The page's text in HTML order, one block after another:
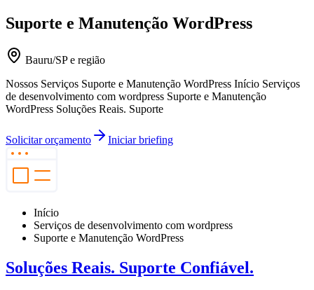
Suporte e Manutenção WordPress
Bauru/SP e região
Nossos Serviços Suporte e Manutenção WordPress Início Serviços
de desenvolvimento com wordpress Suporte e Manutenção
WordPress Soluções Reais. Suporte
Solicitar orçamento Iniciar briefing
Início
Serviços de desenvolvimento com wordpress
Suporte e Manutenção WordPress
Soluções Reais. Suporte Confiável.